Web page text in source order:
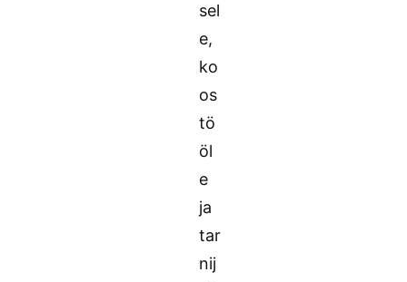
sel
e,
ko
os
tö
öl
e
ja
tar
nij